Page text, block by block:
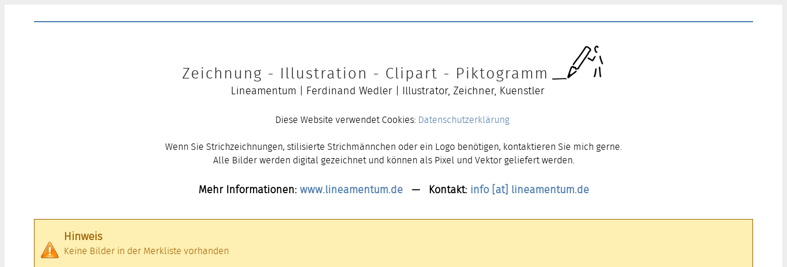
Zeichnung - Illustration - Clipart - Piktogramm
Lineamentum | Ferdinand Wedler | Illustrator, Zeichner, Kuenstler
Diese Website verwendet Cookies: Datenschutzerklärung
Wenn Sie Strichzeichnungen, stilisierte Strichmännchen oder ein Logo benötigen, kontaktieren Sie mich gerne.
Alle Bilder werden digital gezeichnet und können als Pixel und Vektor geliefert werden.
Mehr Informationen:www.lineamentum.de— Kontakt: info [at] lineamentum.de
Hinweis
Keine Bilder in der Merkliste vorhanden